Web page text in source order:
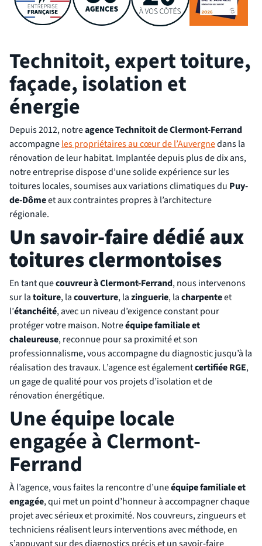
Technitoit, expert toiture,
façade, isolation et
énergie
Depuis 2012, notreagence Technitoit de Clermont-Ferrand
accompagneles propriétaires au cœur de l’Auvergnedans la
rénovation de leur habitat. Implantée depuis plus de dix ans,
notre entreprise dispose d’une solide expérience sur les
toitures locales, soumises aux variations climatiques du Puy-
de-Dômeet aux contraintes propres à l’architecture
régionale.
Un savoir-faire dédié aux
toitures clermontoises
En tant quecouvreur à Clermont-Ferrand, nous intervenons
sur latoiture, lacouverture, lazinguerie, lacharpenteet
l’étanchéité, avec un niveau d’exigence constant pour
protéger votre maison. Notreéquipe familiale et
chaleureuse, reconnue pour sa proximité et son
professionnalisme, vous accompagne du diagnostic jusqu’à la
réalisation des travaux. L’agence est égalementcertifiée RGE,
un gage de qualité pour vos projets d’isolation et de
rénovation énergétique.
Une équipe locale
engagée à Clermont-
Ferrand
À l’agence, vous faites la rencontre d’uneéquipe familiale et
engagée, qui met un point d’honneur à accompagner chaque
projet avec sérieux et proximité. Nos couvreurs, zingueurs et
techniciens réalisent leurs interventions avec méthode, en